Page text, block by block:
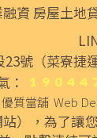
資 房屋土地
號（菜寮捷運
：
質當舖 Web
），為了讓